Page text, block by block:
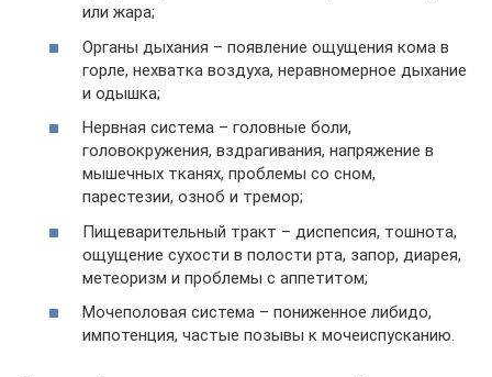
или жара;
Органы дыхания – появление ощущения кома в
горле, нехватка воздуха, неравномерное дыхание
и одышка;
Нервная система – головные боли,
головокружения, вздрагивания, напряжение в
мышечных тканях, проблемы со сном,
парестезии, озноб и тремор;
Пищеварительный тракт – диспепсия, тошнота,
ощущение сухости в полости рта, запор, диарея,
метеоризм и проблемы с аппетитом;
Мочеполовая система – пониженное либидо,
импотенция, частые позывы к мочеиспусканию.